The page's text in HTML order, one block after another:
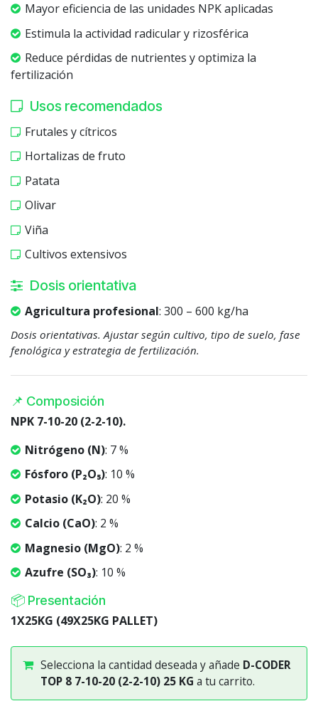
Mayor eficiencia de las unidades NPK aplicadas
Estimula la actividad radicular y rizosférica
Reduce pérdidas de nutrientes y optimiza la
fertilización
Usos recomendados
Frutales y cítricos
Hortalizas de fruto
Patata
Olivar
Viña
Cultivos extensivos
Dosis orientativa
Agricultura profesional: 300 – 600 kg/ha
Dosis orientativas. Ajustar según cultivo, tipo de suelo, fase
fenológica y estrategia de fertilización.
📌 Composición
NPK 7-10-20 (2-2-10).
Nitrógeno (N): 7 %
Fósforo (P₂O₅): 10 %
Potasio (K₂O): 20 %
Calcio (CaO): 2 %
Magnesio (MgO): 2 %
Azufre (SO₃): 10 %
📦 Presentación
1X25KG (49X25KG PALLET)
Selecciona la cantidad deseada y añade D-CODER
TOP 8 7-10-20 (2-2-10) 25 KG a tu carrito.